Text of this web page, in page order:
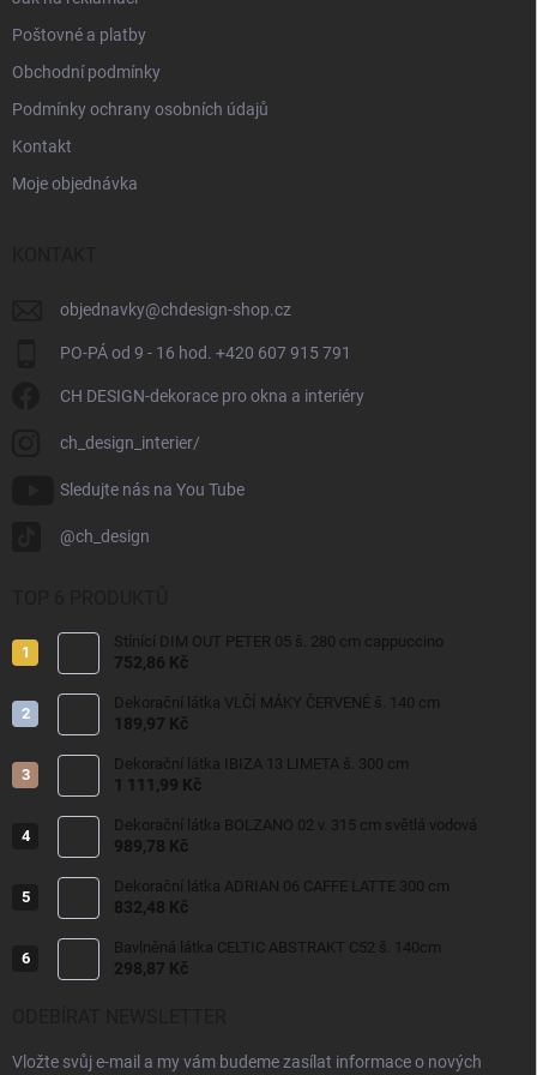
Poštovné a platby
Obchodní podmínky
Podmínky ochrany osobních údajů
Kontakt
Moje objednávka
objednavky@chdesign-shop.cz
PO-PÁ od 9 - 16 hod. +420 607 915 791
CH DESIGN-dekorace pro okna a interiéry
ch_design_interier/
Sledujte nás na You Tube
@ch_design
Stínící DIM OUT PETER 05 š. 280 cm cappuccino
752,86 Kč
Dekorační látka VLČÍ MÁKY ČERVENÉ š. 140 cm
189,97 Kč
Dekorační látka IBIZA 13 LIMETA š. 300 cm
1 111,99 Kč
Dekorační látka BOLZANO 02 v. 315 cm světlá vodová
989,78 Kč
Dekorační látka ADRIAN 06 CAFFE LATTE 300 cm
832,48 Kč
Bavlněná látka CELTIC ABSTRAKT C52 š. 140cm
298,87 Kč
Vložte svůj e-mail a my vám budeme zasílat informace o nových